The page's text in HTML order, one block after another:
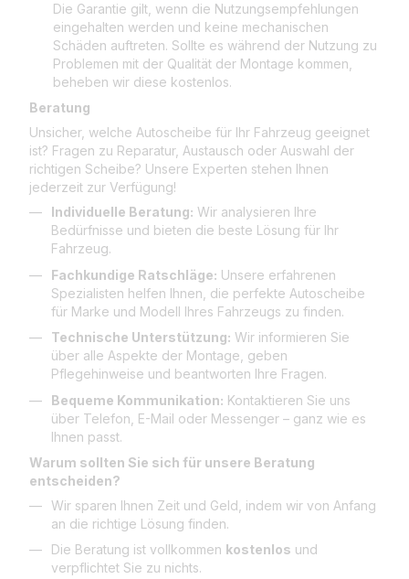
Die Garantie gilt, wenn die Nutzungsempfehlungen
eingehalten werden und keine mechanischen
Schäden auftreten. Sollte es während der Nutzung zu
Problemen mit der Qualität der Montage kommen,
beheben wir diese kostenlos.
Beratung
Unsicher, welche Autoscheibe für Ihr Fahrzeug geeignet
ist? Fragen zu Reparatur, Austausch oder Auswahl der
richtigen Scheibe? Unsere Experten stehen Ihnen
jederzeit zur Verfügung!
Individuelle Beratung: Wir analysieren Ihre
Bedürfnisse und bieten die beste Lösung für Ihr
Fahrzeug.
Fachkundige Ratschläge: Unsere erfahrenen
Spezialisten helfen Ihnen, die perfekte Autoscheibe
für Marke und Modell Ihres Fahrzeugs zu finden.
Technische Unterstützung: Wir informieren Sie
über alle Aspekte der Montage, geben
Pflegehinweise und beantworten Ihre Fragen.
Bequeme Kommunikation: Kontaktieren Sie uns
über Telefon, E-Mail oder Messenger – ganz wie es
Ihnen passt.
Warum sollten Sie sich für unsere Beratung
entscheiden?
Wir sparen Ihnen Zeit und Geld, indem wir von Anfang
an die richtige Lösung finden.
Die Beratung ist vollkommen kostenlos und
verpflichtet Sie zu nichts.